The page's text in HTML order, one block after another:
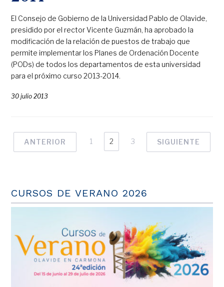
El Consejo de Gobierno de la Universidad Pablo de Olavide,
presidido por el rector Vicente Guzmán, ha aprobado la
modificación de la relación de puestos de trabajo que
permite implementar los Planes de Ordenación Docente
(PODs) de todos los departamentos de esta universidad
para el próximo curso 2013-2014.
30 julio 2013
ANTERIOR 1 2 3 SIGUIENTE
CURSOS DE VERANO 2026